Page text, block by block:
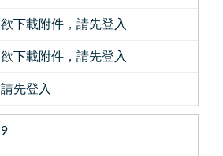
欲下載附件，請先登入
欲下載附件，請先登入
請先登入
9